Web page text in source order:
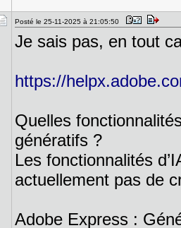
Posté le 25-11-2025 à 21:05:50
Je sais pas, en tout
https://
Quelles
génératifs ?
Les fonctionnalités
actuellement pas de
Adobe Express :